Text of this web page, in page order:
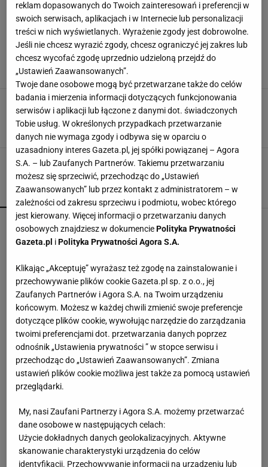
PREZENT
5 pomysłów na prezent dla miłośniczki fitness.
Zaskocz ją na święta!
FITNESS PREZENT
Trendy na 2018 rok - najlepsze sportowe
prezenty dla przyjaciółki
AT PREZENT TRENDY UBRANIA SPORTOWE
POPULARNE NAJNOWSZE
Kobieta pływała z pytonami na szyi. Wróciła do
domu z policją
Manifestacja pod Kancelarią Premiera.
Organizatorzy mają siedem postulatów
Polak leżał u podnóża Śnieżki. Czeska policja
ujawniła nowe informacje
"To był pierwszy w tym stuleciu projekt totalny
Wzięli pod lupę wielką reformę Muska. Gdzie się
podziały miliardy oszczędności?
reklam dopasowanych do Twoich zainteresowań i preferencji w
swoich serwisach, aplikacjach i w Internecie lub personalizacji
treści w nich wyświetlanych. Wyrażenie zgody jest dobrowolne.
Jeśli nie chcesz wyrazić zgody, chcesz ograniczyć jej zakres lub
chcesz wycofać zgodę uprzednio udzieloną przejdź do
„Ustawień Zaawansowanych”.
Twoje dane osobowe mogą być przetwarzane także do celów
badania i mierzenia informacji dotyczących funkcjonowania
serwisów i aplikacji lub łączone z danymi dot. świadczonych
Tobie usług. W określonych przypadkach przetwarzanie
danych nie wymaga zgody i odbywa się w oparciu o
uzasadniony interes Gazeta.pl, jej spółki powiązanej – Agora
S.A. – lub Zaufanych Partnerów. Takiemu przetwarzaniu
możesz się sprzeciwić, przechodząc do „Ustawień
Zaawansowanych” lub przez kontakt z administratorem – w
zależności od zakresu sprzeciwu i podmiotu, wobec którego
jest kierowany. Więcej informacji o przetwarzaniu danych
osobowych znajdziesz w dokumenciePolityka Prywatności
Gazeta.pl iPolityka Prywatności Agora S.A.
Klikając „Akceptuję” wyrażasz też zgodę na zainstalowanie i
przechowywanie plików cookie Gazeta.pl sp. z o.o., jej
Zaufanych Partnerów i Agora S.A. na Twoim urządzeniu
końcowym. Możesz w każdej chwili zmienić swoje preferencje
dotyczące plików cookie, wywołując narzędzie do zarządzania
twoimi preferencjami dot. przetwarzania danych poprzez
odnośnik „Ustawienia prywatności ” w stopce serwisu i
przechodząc do „Ustawień Zaawansowanych”. Zmiana
ustawień plików cookie możliwa jest także za pomocą ustawień
przeglądarki.
My, nasi Zaufani Partnerzy i Agora S.A. możemy przetwarzać
dane osobowe w następujących celach:
Użycie dokładnych danych geolokalizacyjnych. Aktywne
skanowanie charakterystyki urządzenia do celów
identyfikacji. Przechowywanie informacji na urządzeniu lub